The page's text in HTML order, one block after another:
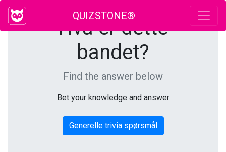
QUIZSTONE®
Hva er dette
bandet?
Find the answer below
Bet your knowledge and answer
Generelle trivia spørsmål